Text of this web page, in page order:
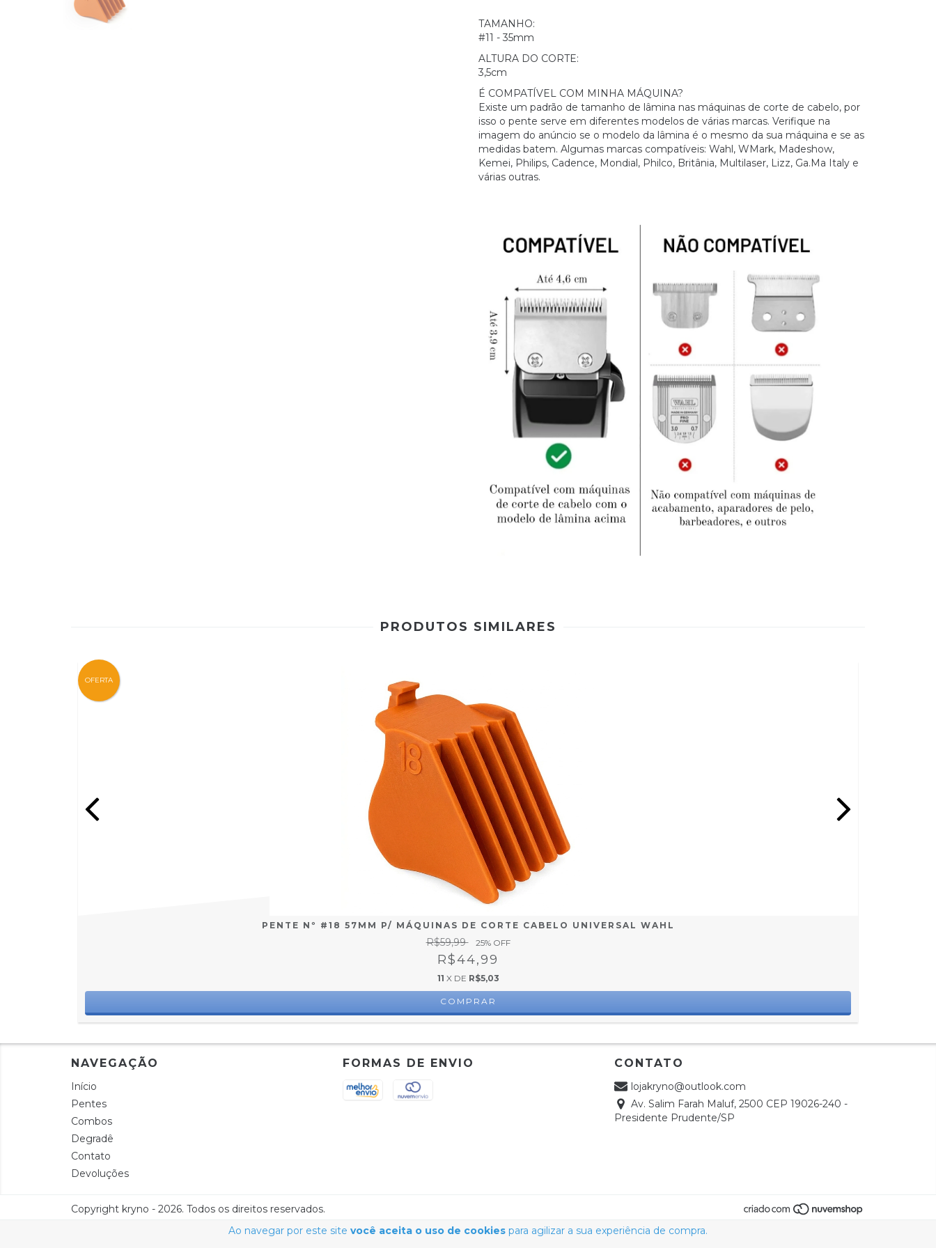
Ao navegar por este site você aceita o uso de cookies para agilizar a sua experiência de compra.
TAMANHO:
#11 - 35mm
ALTURA DO CORTE:
3,5cm
É COMPATÍVEL COM MINHA MÁQUINA?
Existe um padrão de tamanho de lâmina nas máquinas de corte de cabelo, por
isso o pente serve em diferentes modelos de várias marcas. Verifique na
imagem do anúncio se o modelo da lâmina é o mesmo da sua máquina e se as
medidas batem. Algumas marcas compatíveis: Wahl, WMark, Madeshow,
Kemei, Philips, Cadence, Mondial, Philco, Britânia, Multilaser, Lizz, Ga.Ma Italy e
várias outras.
PRODUTOS SIMILARES
OFERTA
PENTE Nº #18 57MM P/ MÁQUINAS DE CORTE CABELO UNIVERSAL WAHL
R$59,99 25% OFF
R$44,99
11 X DE R$5,03
COMPRAR
NAVEGAÇÃO
Início
Pentes
Combos
Degradê
Contato
Devoluções
FORMAS DE ENVIO CONTATO
lojakryno@outlook.com
Av. Salim Farah Maluf, 2500 CEP 19026-240 -
Presidente Prudente/SP
Copyright kryno - 2026. Todos os direitos reservados.